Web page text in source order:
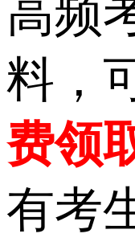
高频
料，
费领
有考